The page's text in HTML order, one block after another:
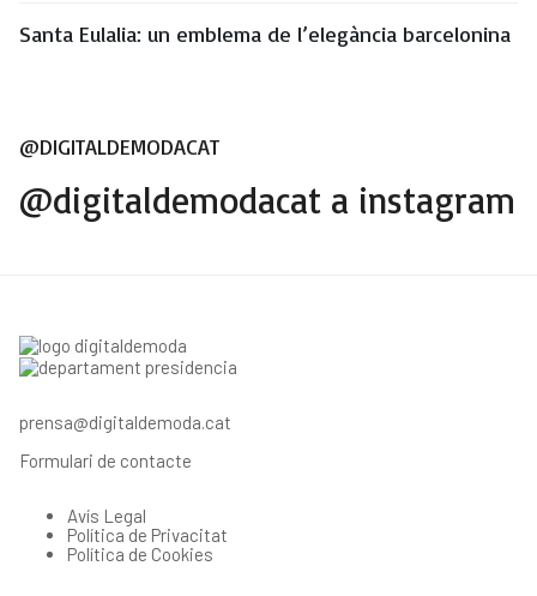
Santa Eulalia: un emblema de l’elegància barcelonina
@DIGITALDEMODACAT
@digitaldemodacat a instagram
prensa@digitaldemoda.cat
Formulari de contacte
Avís Legal
Política de Privacitat
Política de Cookies